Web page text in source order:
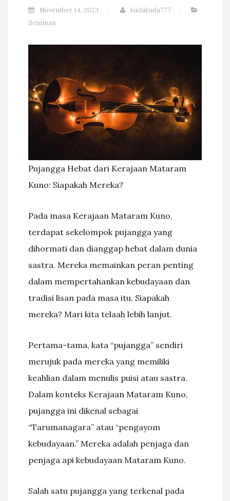
November 14, 2023
kudakuda777
Seniman
Pujangga Hebat dari Kerajaan Mataram
Kuno: Siapakah Mereka?
Pada masa Kerajaan Mataram Kuno,
terdapat sekelompok pujangga yang
dihormati dan dianggap hebat dalam dunia
sastra. Mereka memainkan peran penting
dalam mempertahankan kebudayaan dan
tradisi lisan pada masa itu. Siapakah
mereka? Mari kita telaah lebih lanjut.
Pertama-tama, kata “pujangga” sendiri
merujuk pada mereka yang memiliki
keahlian dalam menulis puisi atau sastra.
Dalam konteks Kerajaan Mataram Kuno,
pujangga ini dikenal sebagai
“Tarumanagara” atau “pengayom
kebudayaan.” Mereka adalah penjaga dan
penjaga api kebudayaan Mataram Kuno.
Salah satu pujangga yang terkenal pada